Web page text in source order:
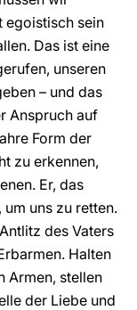
egoistisch sein
Das ist eine
unseren
– und das
Anspruch auf
Form der
zu erkennen,
Er, das
uns zu retten.
des Vaters
Halten
Armen, stellen
der Liebe und